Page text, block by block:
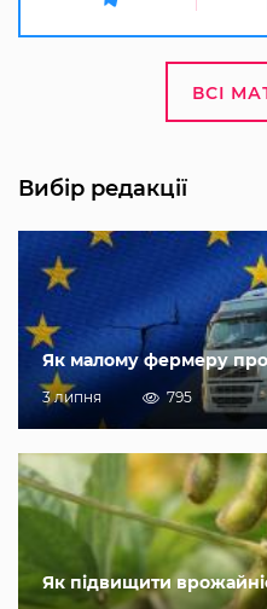
ВСІ
Вибір редакції
Як малому фермеру
3 липня 795
Як підвищити